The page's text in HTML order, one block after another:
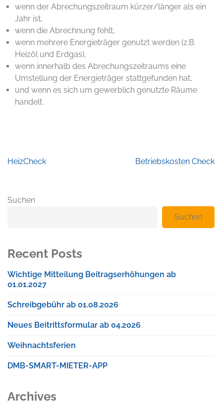
wenn der Abrechungszeitraum kürzer/länger als ein
Jahr ist,
wenn die Abrechnung fehlt,
wenn mehrere Energieträger genutzt werden (z.B.
Heizöl und Erdgas),
wenn innerhalb des Abrechungszeitraums eine
Umstellung der Energieträger stattgefunden hat,
und wenn es sich um gewerblich genutzte Räume
handelt.
Beitragsnavigation
HeizCheck Betriebskosten Check
Suchen
Suchen
Recent Posts
Wichtige Mitteilung Beitragserhöhungen ab
01.01.2027
Schreibgebühr ab 01.08.2026
Neues Beitrittsformular ab 04.2026
Weihnachtsferien
DMB-SMART-MIETER-APP
Archives